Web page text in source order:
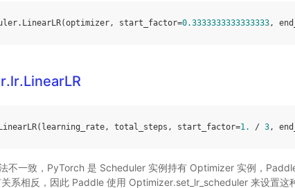
. LinearLR(optimizer, start_factor=0.3333333333333333,
LinearLR( learning_rate, total_steps , start_factor=1. / 3,
不一致，PyTorch 是 Scheduler 实例持有 Optimizer 实例，
系相反，因此 Paddle 使用 Optimizer.set_lr_scheduler 来设置这